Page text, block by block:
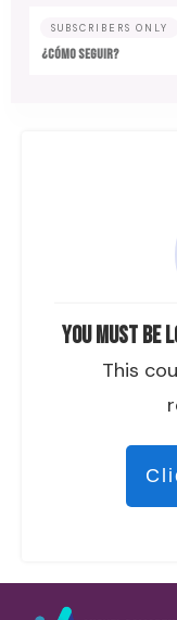
You must be
This
SUBSCRIBERS ONLY
¿CÓMO SEGUIR?